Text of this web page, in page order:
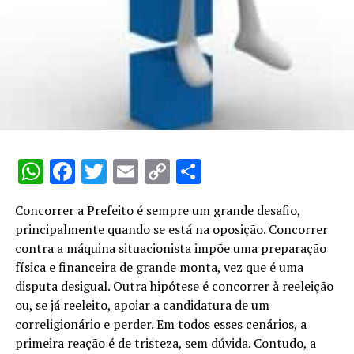
algumas empresas, como por exemplo, presidentes,
diretores e superintendentes de autarquias, empresas
públicas, sociedades de economia mista e fundações
públicas e as mantidas pelo poder público; cargo de
nacional; controladores de empresas com condições
monopolísticas, que devem comprovar o afastamento
Eleitoral; presidente de sociedades com objetivos
publicamente apelo à poupança e ao crédito; e de
pessoas jurídicas ou empresa que mantenha contrato de
execução de obras, de prestação de serviços ou de
fornecimento de bens com órgão do Poder Público.
Já candidatos que ocupam cargo de direção em
entidades mantidas por contribuições impostas pelo
poder público ou com recursos arrecadados e
WhatsApp
Facebook
Twitter
Email
CopyShare
Concorrer a Prefeito é sempre um grande desafio,
principalmente quando se está na oposição. Concorrer
contra a máquina situacionista impõe uma preparação
física e financeira de grande monta, vez que é uma
disputa desigual. Outra hipótese é concorrer à reeleição
ou, se já reeleito, apoiar a candidatura de um
correligionário e perder. Em todos esses cenários, a
primeira reação é de tristeza, sem dúvida. Contudo, a